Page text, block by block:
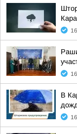
В